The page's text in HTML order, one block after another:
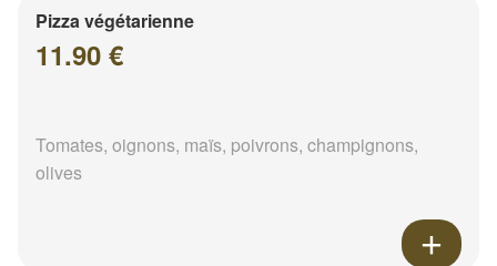
Pizza végétarienne
11.90 €
Tomates, oignons, maïs, poivrons, champignons,
olives